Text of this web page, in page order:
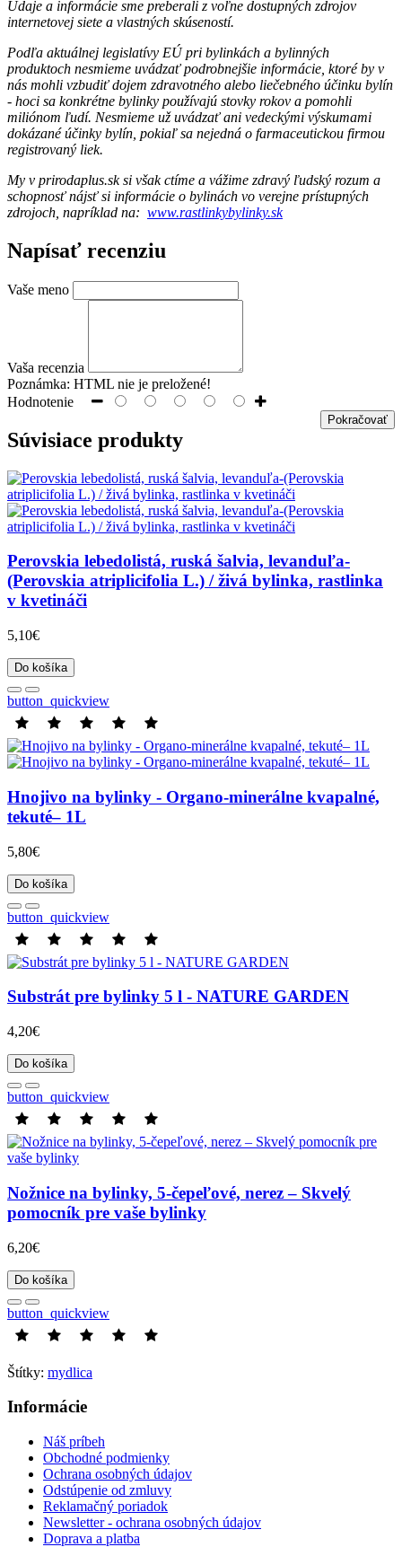
Údaje a informácie sme preberali z voľne dostupných zdrojov
internetovej siete a vlastných skúseností.
Podľa aktuálnej legislatívy EÚ pri bylinkách a bylinných
produktoch nesmieme uvádzať podrobnejšie informácie, ktoré by v
nás mohli vzbudiť dojem zdravotného alebo liečebného účinku bylín
- hoci sa konkrétne bylinky používajú stovky rokov a pomohli
miliónom ľudí. Nesmieme už uvádzať ani vedeckými výskumami
dokázané účinky bylín, pokiaľ sa nejedná o farmaceutickou firmou
registrovaný liek.
My v prirodaplus.sk si však ctíme a vážime zdravý ľudský rozum a
schopnosť nájsť si informácie o bylinách vo verejne prístupných
zdrojoch, napríklad na: www.rastlinkybylinky.sk
Napísať recenziu
Vaše meno
Vaša recenzia
Poznámka: HTML nie je preložené!
Hodnotenie
Pokračovať
Súvisiace produkty
Perovskia lebedolistá, ruská šalvia, levanduľa-
(Perovskia atriplicifolia L.) / živá bylinka, rastlinka
v kvetináči
5,10€
Do košíka
button_quickview
Hnojivo na bylinky - Organo-minerálne kvapalné,
tekuté– 1L
5,80€
Do košíka
button_quickview
Substrát pre bylinky 5 l - NATURE GARDEN
4,20€
Do košíka
button_quickview
Nožnice na bylinky, 5-čepeľové, nerez – Skvelý
pomocník pre vaše bylinky
6,20€
Do košíka
button_quickview
Štítky: mydlica
Informácie
Náš príbeh
Obchodné podmienky
Ochrana osobných údajov
Odstúpenie od zmluvy
Reklamačný poriadok
Newsletter - ochrana osobných údajov
Doprava a platba